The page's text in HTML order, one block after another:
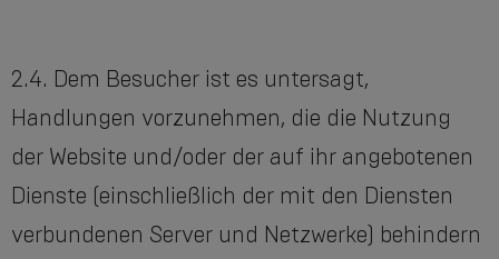
2.4. Dem Besucher ist es untersagt,
Handlungen vorzunehmen, die die Nutzung
der Website und/oder der auf ihr angebotenen
Dienste (einschließlich der mit den Diensten
verbundenen Server und Netzwerke) behindern